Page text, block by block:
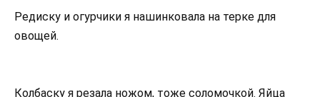
Редиску и огурчики я нашинковала на терке для
овощей.
Колбаску я резала ножом, тоже соломочкой. Яйца